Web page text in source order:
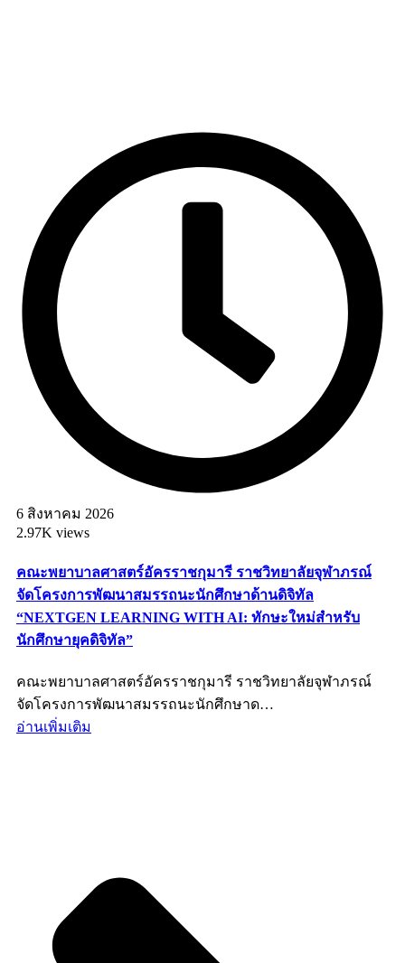
6 สิงหาคม 2026
2.97K views
คณะพยาบาลศาสตร์อัครราชกุมารี ราชวิทยาลัยจุฬาภรณ์
จัดโครงการพัฒนาสมรรถนะนักศึกษาด้านดิจิทัล
“NEXTGEN LEARNING WITH AI: ทักษะใหม่สำหรับ
นักศึกษายุคดิจิทัล”
คณะพยาบาลศาสตร์อัครราชกุมารี ราชวิทยาลัยจุฬาภรณ์
จัดโครงการพัฒนาสมรรถนะนักศึกษาด…
อ่านเพิ่มเติม